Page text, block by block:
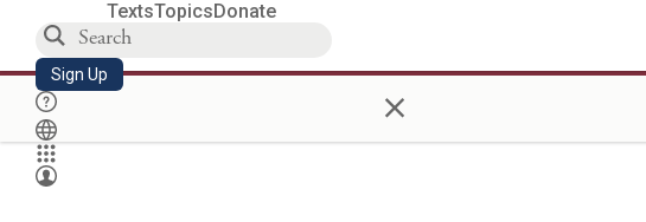
TextsTopicsDonate
Sign Up ×